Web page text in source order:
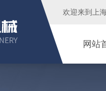
欢迎来到 上
网站